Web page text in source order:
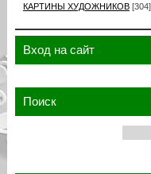
КАРТИНЫ ХУДОЖНИКОВ [304]
Вход на сайт
Поиск